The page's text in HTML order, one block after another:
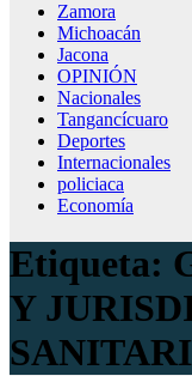
Zamora
Michoacán
Jacona
OPINIÓN
Nacionales
Tangancícuaro
Deportes
Internacionales
policiaca
Economía
Etiqueta:
Y